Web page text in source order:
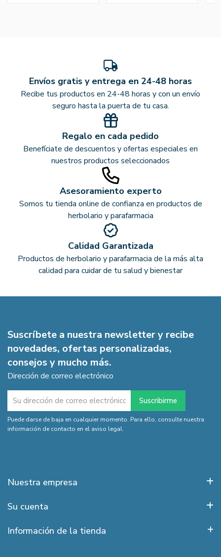
Envíos gratis y entrega en 24-48 horas
Recibe tus productos en 24-48 horas y con un envío
seguro hasta la puerta de tu casa.
Regalo en cada pedido
Benefíciate de descuentos y ofertas especiales en
nuestros productos seleccionados
Asesoramiento experto
Somos tu tienda online de confianza en productos de
herbolario y parafarmacia
Calidad Garantizada
Productos de herbolario y parafarmacia de la más alta
calidad para cuidar de tu salud y bienestar
Suscríbete a nuestra newsletter y recibe
novedades, ofertas personalizadas,
consejos y mucho más.
Dirección de correo electrónico
Puede darse de baja en cualquier momento. Para ello, consulte nuestra
información de contacto en el aviso legal.
Nuestra empresa
Su cuenta
Información de la tienda